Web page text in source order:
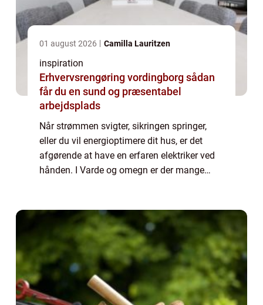
01 august 2026 Camilla Lauritzen
inspiration
Erhvervsrengøring vordingborg sådan
får du en sund og præsentabel
arbejdsplads
Når strømmen svigter, sikringen springer,
eller du vil energioptimere dit hus, er det
afgørende at have en erfaren elektriker ved
hånden. I Varde og omegn er der mange